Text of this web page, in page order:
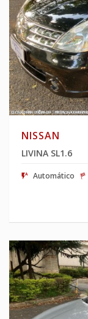
NISSAN
LIVINA SL1.6
Automático